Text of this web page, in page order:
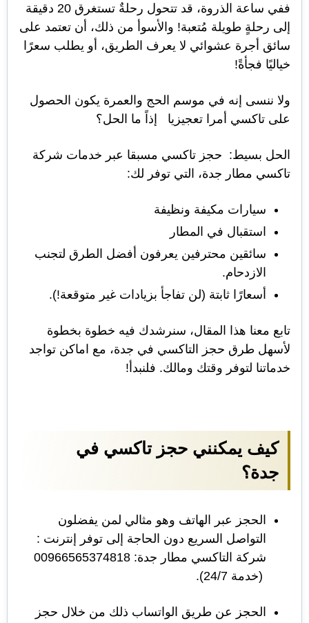
ففي ساعة الذروة، قد تتحول رحلةٌ تستغرق 20 دقيقة
إلى رحلةٍ طويلة مُتعبة! والأسوأ من ذلك، أن تعتمد على
سائق أجرة عشوائي لا يعرف الطريق، أو يطلب سعرًا
خياليًا فجأةً!
ولا ننسى إنه في موسم الحج والعمرة يكون الحصول
على تاكسي أمرا تعجيزيا إذاً ما الحل؟
الحل بسيط: حجز تاكسي مسبقا عبر خدمات شركة
تاكسي مطار جدة، التي توفر لك:
سيارات مكيفة ونظيفة
استقبال في المطار
سائقين محترفين يعرفون أفضل الطرق لتجنب
الازدحام.
أسعارًا ثابتة (لن تفاجأ بزيادات غير متوقعة!).
تابع معنا هذا المقال، سنرشدك فيه خطوة بخطوة
لأسهل طرق حجز التاكسي في جدة، مع اماكن تواجد
خدماتنا لتوفر وقتك ومالك. فلنبدأ!
كيف يمكنني حجز تاكسي في
جدة؟
الحجز عبر الهاتف وهو مثالي لمن يفضلون
التواصل السريع دون الحاجة إلى توفر إنترنت :
شركة التاكسي مطار جدة: 00966565374818
(خدمة 24/7).
الحجز عن طريق الواتساب ذلك من خلال حجز